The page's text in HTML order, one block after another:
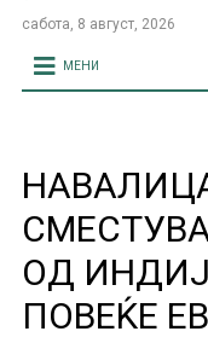
сабота, 8 август, 2026
МЕНИ
ОД
ПОВЕЌЕ